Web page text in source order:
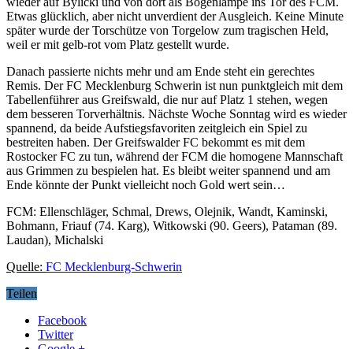
Etwas glücklich, aber nicht unverdient der Ausgleich. Keine Minute
später wurde der Torschütze von Torgelow zum tragischen Held,
weil er mit gelb-rot vom Platz gestellt wurde.
Danach passierte nichts mehr und am Ende steht ein gerechtes
Remis. Der FC Mecklenburg Schwerin ist nun punktgleich mit dem
Tabellenführer aus Greifswald, die nur auf Platz 1 stehen, wegen
dem besseren Torverhältnis. Nächste Woche Sonntag wird es wieder
spannend, da beide Aufstiegsfavoriten zeitgleich ein Spiel zu
bestreiten haben. Der Greifswalder FC bekommt es mit dem
Rostocker FC zu tun, während der FCM die homogene Mannschaft
aus Grimmen zu bespielen hat. Es bleibt weiter spannend und am
Ende könnte der Punkt vielleicht noch Gold wert sein…
FCM: Ellenschläger, Schmal, Drews, Olejnik, Wandt, Kaminski,
Bohmann, Friauf (74. Karg), Witkowski (90. Geers), Pataman (89.
Laudan), Michalski
Quelle: FC Mecklenburg-Schwerin
Teilen
Facebook
Twitter